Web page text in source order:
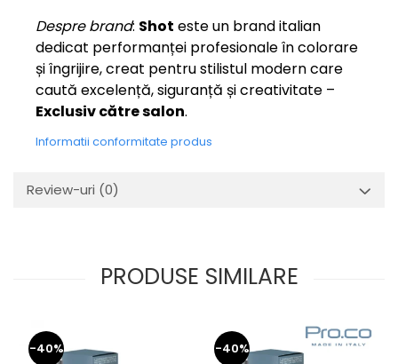
Despre brand: Shot este un brand italian
dedicat performanței profesionale în colorare
și îngrijire, creat pentru stilistul modern care
caută excelență, siguranță și creativitate –
Exclusiv către salon.
Informatii conformitate produs
Review-uri (0)
PRODUSE SIMILARE
-40% -40%